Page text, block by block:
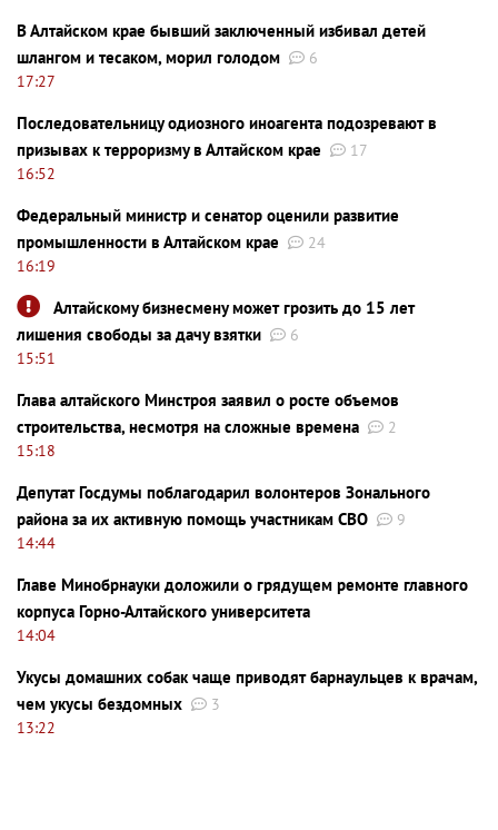
В Алтайском крае бывший заключенный избивал детей
шлангом и тесаком, морил голодом
6
17:27
Последовательницу одиозного иноагента подозревают в
призывах к терроризму в Алтайском крае
17
16:52
Федеральный министр и сенатор оценили развитие
промышленности в Алтайском крае
24
16:19
Алтайскому бизнесмену может грозить до 15 лет
лишения свободы за дачу взятки
6
15:51
Глава алтайского Минстроя заявил о росте объемов
строительства, несмотря на сложные времена
2
15:18
Депутат Госдумы поблагодарил волонтеров Зонального
района за их активную помощь участникам СВО
9
14:44
Главе Минобрнауки доложили о грядущем ремонте главного
корпуса Горно-Алтайского университета
14:04
Укусы домашних собак чаще приводят барнаульцев к врачам,
чем укусы бездомных
3
13:22